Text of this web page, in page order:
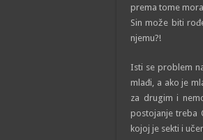
prema tome
Sin može biti
njemu?!
Isti se problem
mlađi, a ako je
za drugim i
postojanje treba
kojoj je sekti i